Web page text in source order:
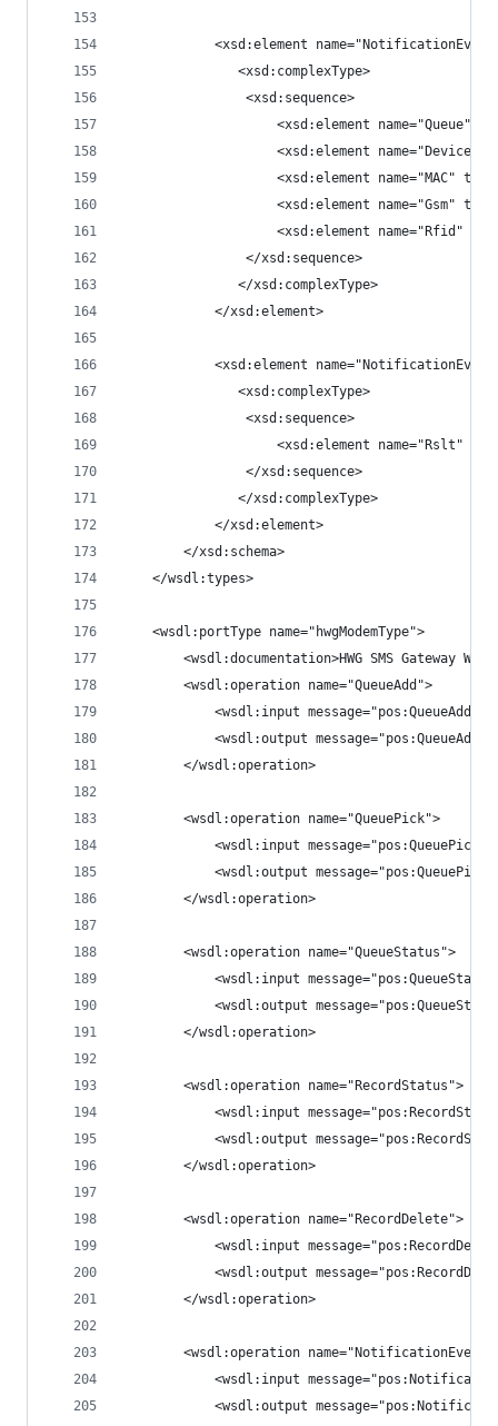
<xsd:element
			   <xsd:complexType>
                <xsd:sequence>
<xsd:element name="Queue"
<xsd:element
<xsd:element name="MAC"
<xsd:element name="Gsm"
<xsd:element name="Rfid"
                </xsd:sequence>
			   </xsd:complexType>
            </xsd:element>
<xsd:element
			   <xsd:complexType>
                <xsd:sequence>
<xsd:element name="Rslt"
                </xsd:sequence>
               </xsd:complexType>
            </xsd:element>
        </xsd:schema>
    </wsdl:types>
    <wsdl:portType name="hwgModemType">
<wsdl:documentation>HWG SMS Gateway
        <wsdl:operation name="QueueAdd">
<wsdl:input
<wsdl:output
        </wsdl:operation>
        <wsdl:operation name="QueuePick">
<wsdl:input
<wsdl:output
        </wsdl:operation>
        <wsdl:operation name="QueueStatus">
<wsdl:input
<wsdl:output
        </wsdl:operation>
        <wsdl:operation name="RecordStatus">
<wsdl:input
<wsdl:output
        </wsdl:operation>
        <wsdl:operation name="RecordDelete">
<wsdl:input
<wsdl:output
        </wsdl:operation>
<wsdl:operation
<wsdl:input
<wsdl:output